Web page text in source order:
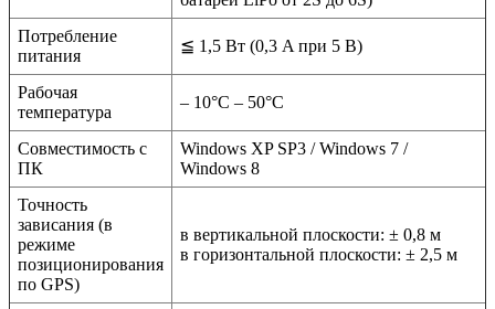
Потребление
питания
≦ 1,5 Вт (0,3 A при 5 В)
Рабочая
температура
– 10°C – 50°C
Совместимость с
ПК
Windows XP SP3 / Windows 7 /
Windows 8
Точность
зависания (в
режиме
позиционирования
по GPS)
в вертикальной плоскости: ± 0,8 м
в горизонтальной плоскости: ± 2,5 м